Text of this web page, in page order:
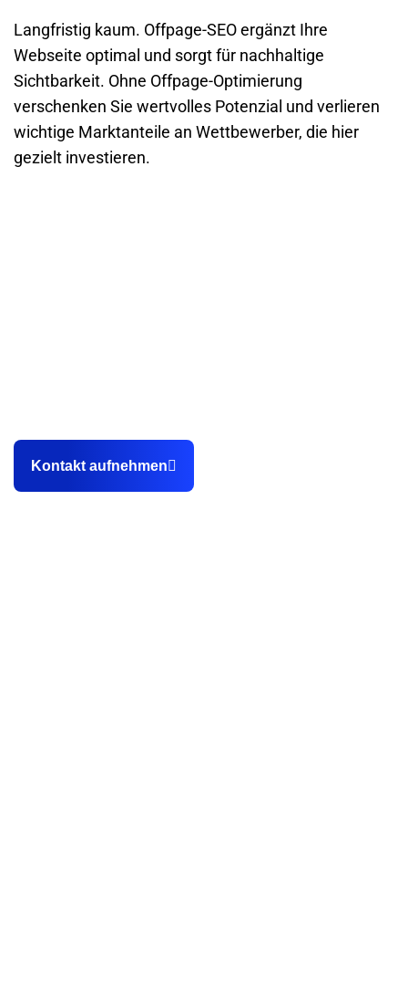
Langfristig kaum. Offpage-SEO ergänzt Ihre
Webseite optimal und sorgt für nachhaltige
Sichtbarkeit. Ohne Offpage-Optimierung
verschenken Sie wertvolles Potenzial und verlieren
wichtige Marktanteile an Wettbewerber, die hier
gezielt investieren.
Kontakt aufnehmen